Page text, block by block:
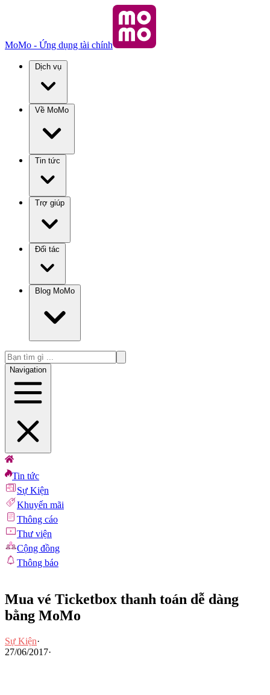
MoMo - Ứng dụng tài chính
Dịch vụ
Về MoMo
Tin tức
Trợ giúp
Đối tác
Blog MoMo
Navigation
Tin tức
Sự Kiện
Khuyến mãi
Thông cáo
Thư viện
Cộng đồng
Thông báo
Mua vé Ticketbox thanh toán dễ dàng
bằng MoMo
Sự Kiện·
27/06/2017·